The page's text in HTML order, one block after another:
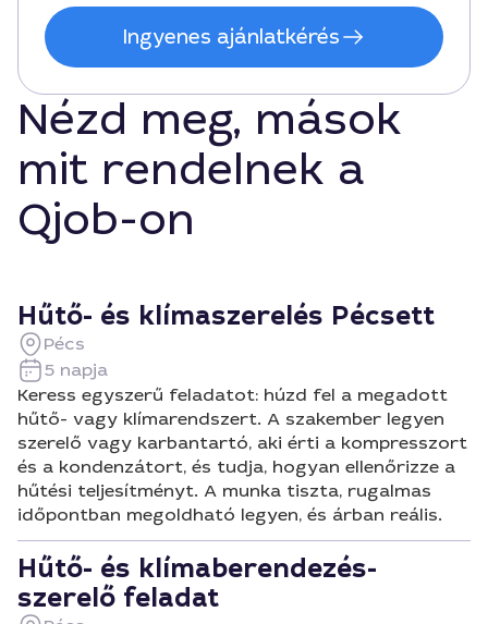
Ingyenes ajánlatkérés
Nézd meg, mások
mit rendelnek a
Qjob-on
Hűtő- és klímaszerelés Pécsett
Pécs
5 napja
Keress egyszerű feladatot: húzd fel a megadott
hűtő- vagy klímarendszert. A szakember legyen
szerelő vagy karbantartó, aki érti a kompresszort
és a kondenzátort, és tudja, hogyan ellenőrizze a
hűtési teljesítményt. A munka tiszta, rugalmas
időpontban megoldható legyen, és árban reális.
Hűtő- és klímaberendezés-
szerelő feladat